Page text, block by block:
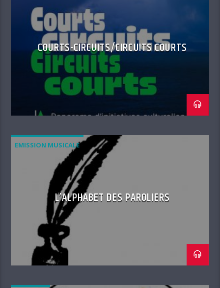
COURTS-CIRCUITS/CIRCUITS COURTS
EMISSION MUSICALE
L’ALPHABET DES PAROLIERS